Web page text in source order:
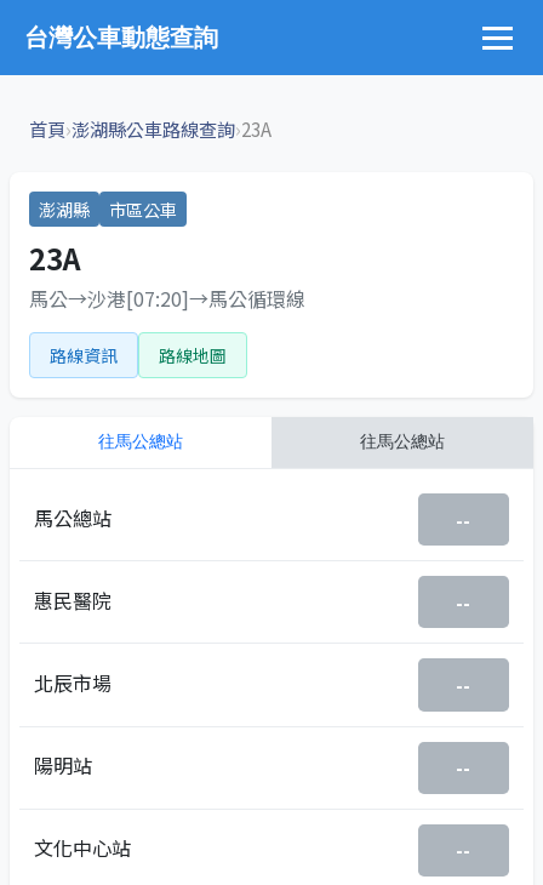
台灣公車動態查詢
首頁›澎湖縣公車路線查詢›23A
澎湖縣 市區公車
23A
馬公→沙港[07:20]→馬公循環線
路線資訊 路線地圖
往馬公總站 往馬公總站
馬公總站 --
惠民醫院 --
北辰市場 --
陽明站 --
文化中心站 --